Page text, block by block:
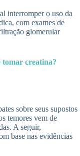
interromper o uso da
com exames de
glomerular
tomar creatina?
sobre seus supostos
temores vem de
A seguir,
base nas evidências